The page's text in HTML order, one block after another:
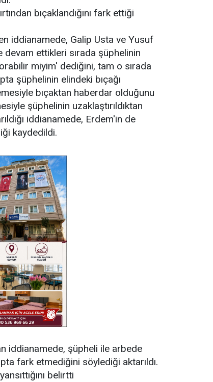
bıçaklandığını fark ettiği
iddianamede, Galip Usta ve Yusuf
ettikleri sırada şüphelinin
miyim' dediğini, tam o sırada
şüphelinin elindeki bıçağı
bıçaktan haberdar olduğunu
şüphelinin uzaklaştırıldıktan
iddianamede, Erdem'in de
kaydedildi.
iddianamede, şüpheli ile arbede
fark etmediğini söylediği aktarıldı.
belirtti